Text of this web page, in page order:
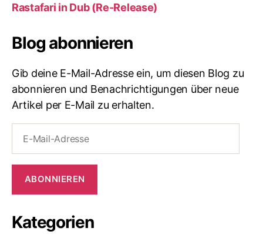
Rastafari in Dub (Re-Release)
Blog abonnieren
Gib deine E-Mail-Adresse ein, um diesen Blog zu
abonnieren und Benachrichtigungen über neue
Artikel per E-Mail zu erhalten.
Mail-
Adresse
ABONNIEREN
Kategorien